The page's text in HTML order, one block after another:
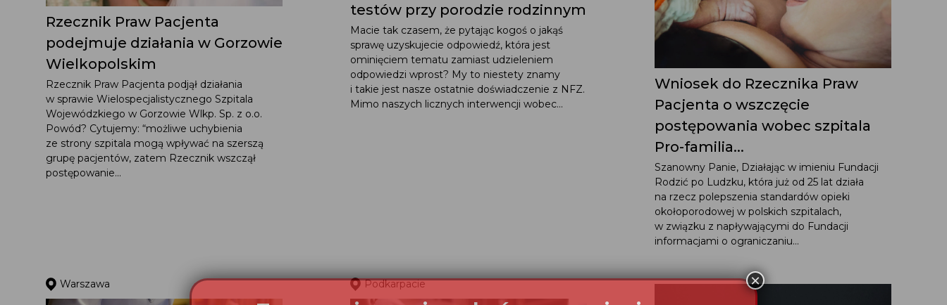
Rzecznik Praw Pacjenta
podejmuje działania w Gorzowie
Wielkopolskim
Rzecznik Praw Pacjenta podjął działania
w sprawie Wielospecjalistycznego Szpitala
Wojewódzkiego w Gorzowie Wlkp. Sp. z o.o.
Powód? Cytujemy: “możliwe uchybienia
ze strony szpitala mogą wpływać na szerszą
grupę pacjentów, zatem Rzecznik wszczął
postępowanie...
testów przy porodzie rodzinnym
Macie tak czasem, że pytając kogoś o jakąś
sprawę uzyskujecie odpowiedź, która jest
ominięciem tematu zamiast udzieleniem
odpowiedzi wprost? My to niestety znamy
i takie jest nasze ostatnie doświadczenie z NFZ.
Mimo naszych licznych interwencji wobec...
Wniosek do Rzecznika Praw
Pacjenta o wszczęcie
postępowania wobec szpitala
Pro-familia...
Szanowny Panie, Działając w imieniu Fundacji
Rodzić po Ludzku, która już od 25 lat działa
na rzecz polepszenia standardów opieki
okołoporodowej w polskich szpitalach,
w związku z napływającymi do Fundacji
informacjami o ograniczaniu...
Warszawa Podkarpacie